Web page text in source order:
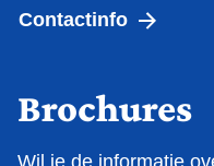
Contactinfo
Brochures
Wil je de informatie